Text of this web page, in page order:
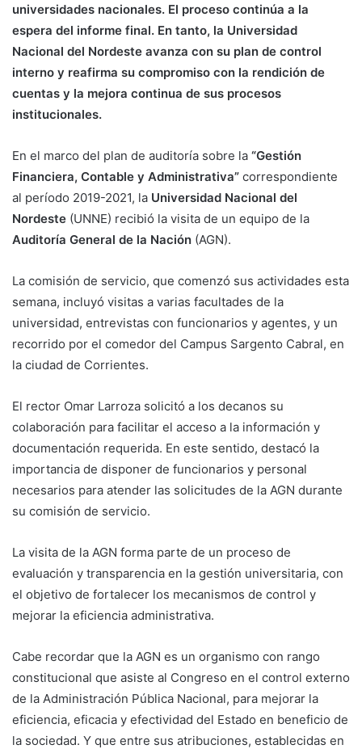
universidades nacionales. El proceso continúa a la
espera del informe final. En tanto, la Universidad
Nacional del Nordeste avanza con su plan de control
interno y reafirma su compromiso con la rendición de
cuentas y la mejora continua de sus procesos
institucionales.
En el marco del plan de auditoría sobre la “Gestión
Financiera, Contable y Administrativa” correspondiente
al período 2019-2021, la Universidad Nacional del
Nordeste (UNNE) recibió la visita de un equipo de la
Auditoría General de la Nación (AGN).
La comisión de servicio, que comenzó sus actividades esta
semana, incluyó visitas a varias facultades de la
universidad, entrevistas con funcionarios y agentes, y un
recorrido por el comedor del Campus Sargento Cabral, en
la ciudad de Corrientes.
El rector Omar Larroza solicitó a los decanos su
colaboración para facilitar el acceso a la información y
documentación requerida. En este sentido, destacó la
importancia de disponer de funcionarios y personal
necesarios para atender las solicitudes de la AGN durante
su comisión de servicio.
La visita de la AGN forma parte de un proceso de
evaluación y transparencia en la gestión universitaria, con
el objetivo de fortalecer los mecanismos de control y
mejorar la eficiencia administrativa.
Cabe recordar que la AGN es un organismo con rango
constitucional que asiste al Congreso en el control externo
de la Administración Pública Nacional, para mejorar la
eficiencia, eficacia y efectividad del Estado en beneficio de
la sociedad. Y que entre sus atribuciones, establecidas en